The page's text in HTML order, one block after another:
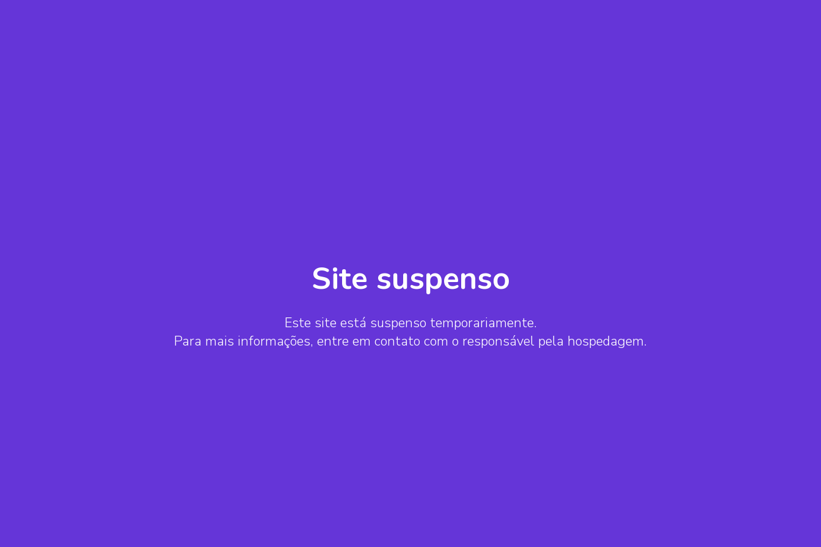
Site suspenso
Este site está suspenso temporariamente.
Para mais informações, entre em contato com o responsável pela hospedagem.